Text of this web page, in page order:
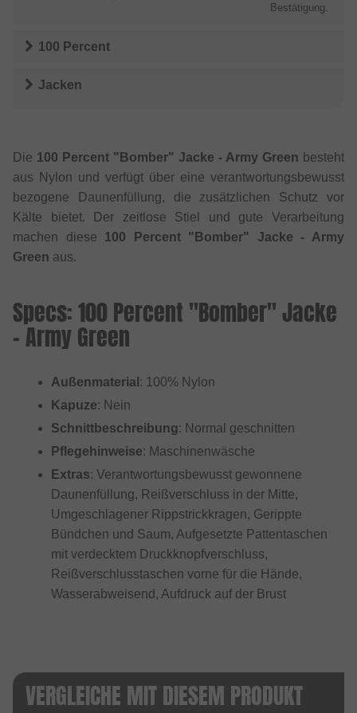
Bestätigung.
100 Percent
Jacken
Die 100 Percent "Bomber" Jacke - Army Green besteht
aus Nylon und verfügt über eine verantwortungsbewusst
bezogene Daunenfüllung, die zusätzlichen Schutz vor
Kälte bietet. Der zeitlose Stiel und gute Verarbeitung
machen diese 100 Percent "Bomber" Jacke - Army
Green aus.
Specs: 100 Percent "Bomber" Jacke
- Army Green
Außenmaterial : 100% Nylon
Kapuze: Nein
Schnittbeschreibung: Normal geschnitten
Pflegehinweise: Maschinenwäsche
Extras: Verantwortungsbewusst gewonnene
Daunenfüllung, Reißverschluss in der Mitte,
Umgeschlagener Rippstrickkragen, Gerippte
Bündchen und Saum, Aufgesetzte Pattentaschen
mit verdecktem Druckknopfverschluss,
Reißverschlusstaschen vorne für die Hände,
Wasserabweisend, Aufdruck auf der Brust
VERGLEICHE MIT DIESEM PRODUKT